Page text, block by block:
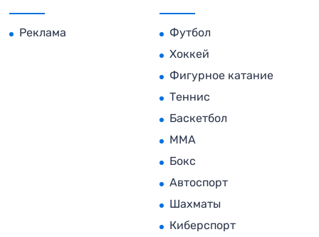
Реклама
Футбол
Хоккей
Фигурное катание
Теннис
Баскетбол
MMA
Бокс
Автоспорт
Шахматы
Киберспорт